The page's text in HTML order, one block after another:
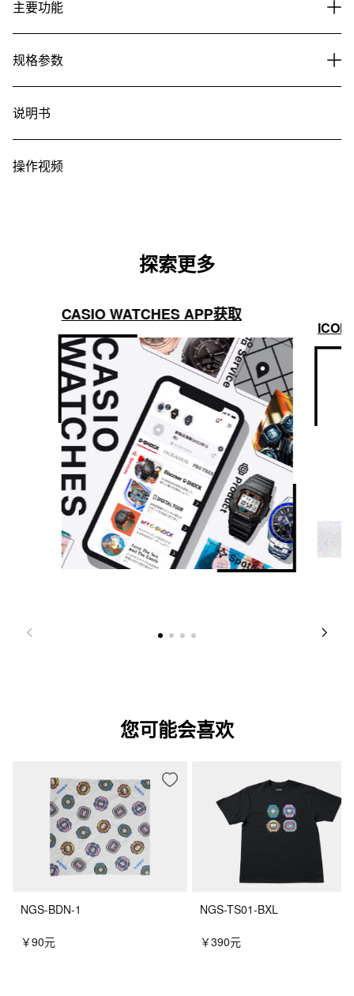
主要功能
规格参数
说明书
操作视频
探索更多
CASIO WATCHES APP获取
您可能会喜欢
NGS-BDN-1
￥90元
NGS-TS01-BXL
￥390元